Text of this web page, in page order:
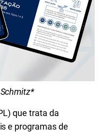
que trata da
e programas de